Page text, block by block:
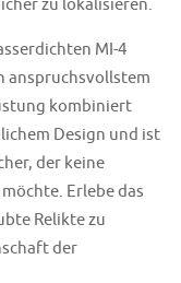
MI-4
anspruchsvollstem
kombiniert
Design und ist
der keine
Erlebe das
Relikte zu
der